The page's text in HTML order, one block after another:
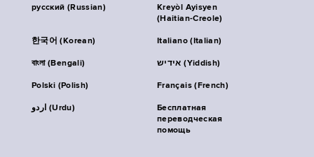
русский (Russian)
Kreyòl Ayisyen
(Haitian-Creole)
한국어 (Korean) Italiano (Italian)
বাংলা (Bengali) אידיש (Yiddish)
Polski (Polish) Français (French)
اردو (Urdu)
Бесплатная
переводческая
помощь